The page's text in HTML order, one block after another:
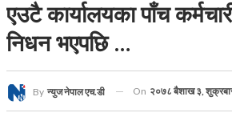
एउटै कार्यालयका पाँच
निधन भएपछि …
By न्युज नेपाल एच.डी On २०७८ बैशाख ३,